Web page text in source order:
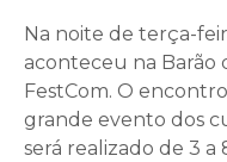
Na noite de terça-
aconteceu na Barão
FestCom. O
grande evento dos
será realizado de 3